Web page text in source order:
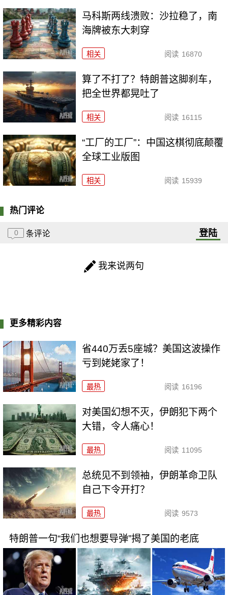
马科斯两线溃败：沙拉稳了，南
海牌被东大刺穿
相关 阅读 16870
算了不打了？特朗普这脚刹车，
把全世界都晃吐了
相关 阅读 16115
“工厂的工厂”：中国这棋彻底颠覆
全球工业版图
相关 阅读 15939
热门评论
0 条评论 登陆
我来说两句
更多精彩内容
省440万丢5座城？美国这波操作
亏到姥姥家了！
最热 阅读 16196
对美国幻想不灭，伊朗犯下两个
大错，令人痛心！
最热 阅读 11095
总统见不到领袖，伊朗革命卫队
自己下令开打？
最热 阅读 9573
特朗普一句“我们也想要导弹”揭了美国的老底